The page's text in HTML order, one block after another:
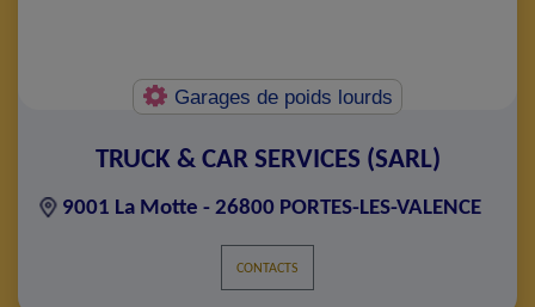
Garages de poids lourds
TRUCK & CAR SERVICES (SARL)
9001 La Motte - 26800 PORTES-LES-VALENCE
CONTACTS